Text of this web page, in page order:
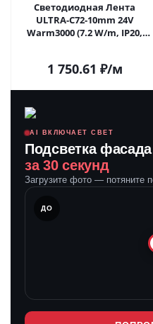
Светодиодная Лента
ULTRA-C72-10mm 24V
Warm3000 (7.2 W/m, IP20,
в Саратове
1 750.61 ₽/м
AI ВКЛЮЧАЕТ СВЕТ
Подсветка фасада
за 30 секунд
Загрузите фото — потяните
ДО